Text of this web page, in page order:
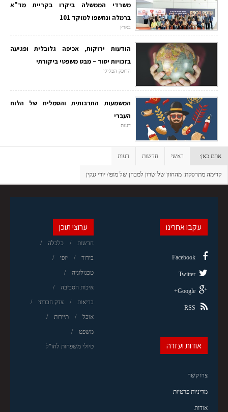
משרדי הממשלה ביקרו בקריית מד"א
ברמלה ונחשפו למוקד 101
בארץ
הודעות ירוקות, אכיפה גלובלית ופגיעה
בזכויות יסוד – מבט משפטי ביקורתי
הדופק הפלילי
המשמעות התרבותית והסמלית של הלוח
העברי
דעות
אתם כאן: ראשי חדשות דעות
קדימה מתרסקת: מהחזון של שרון למבחן של מופז/ יורי גנקין
ערוצי תוכן
חדשות כלכלה
בידור יופי
טכנולוגיה
איכות הסביבה
בריאות צדק חברתי
אוכל תיירות
משפט
טיולי משפחות לחו"ל
עקבו אחרינו
Facebook
Twitter
Google+
RSS
אודות ועזרה
צרו קשר
מדיניות פרטיות
אודות